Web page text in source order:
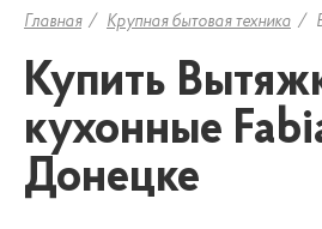
Главная Крупная бытовая техника
Купить
кухонные
Донецке